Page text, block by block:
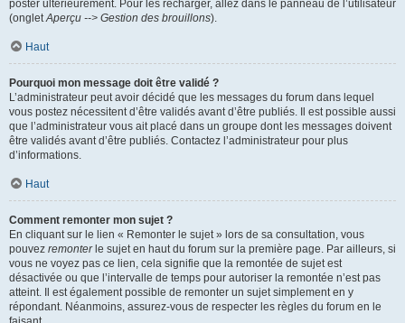
poster ultérieurement. Pour les recharger, allez dans le panneau de l’utilisateur
(ongletAperçu --> Gestion des brouillons).
Haut
Pourquoi mon message doit être validé ?
L’administrateur peut avoir décidé que les messages du forum dans lequel
vous postez nécessitent d’être validés avant d’être publiés. Il est possible aussi
que l’administrateur vous ait placé dans un groupe dont les messages doivent
être validés avant d’être publiés. Contactez l’administrateur pour plus
d’informations.
Haut
Comment remonter mon sujet ?
En cliquant sur le lien « Remonter le sujet » lors de sa consultation, vous
pouvez remonterle sujet en haut du forum sur la première page. Par ailleurs, si
vous ne voyez pas ce lien, cela signifie que la remontée de sujet est
désactivée ou que l’intervalle de temps pour autoriser la remontée n’est pas
atteint. Il est également possible de remonter un sujet simplement en y
répondant. Néanmoins, assurez-vous de respecter les règles du forum en le